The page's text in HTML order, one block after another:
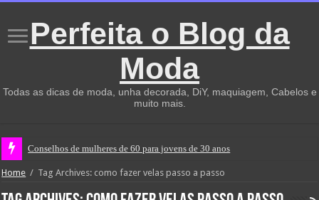
Perfeita o Blog da
Moda
Todas as dicas de moda, unha decorada, DiY, maquiagem, Cabelos e
muito mais.
Conselhos de mulheres de 60 para jovens de 30 anos
Home / Tag Archives: como fazer velas passo a passo